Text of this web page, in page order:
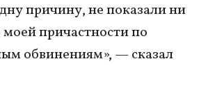
причину, не показали ни
причастности по
обвинениям», — сказал